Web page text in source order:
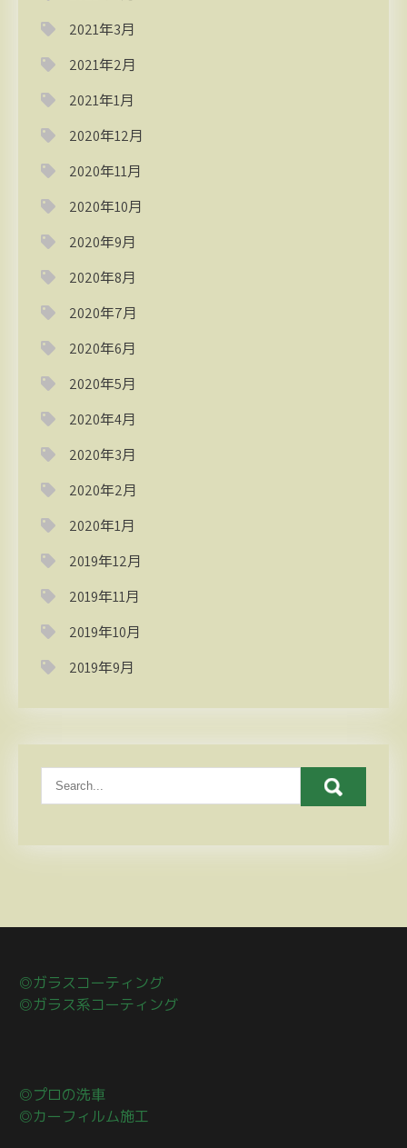
2021年3月
2021年2月
2021年1月
2020年12月
2020年11月
2020年10月
2020年9月
2020年8月
2020年7月
2020年6月
2020年5月
2020年4月
2020年3月
2020年2月
2020年1月
2019年12月
2019年11月
2019年10月
2019年9月
◎ガラスコーティング
◎ガラス系コーティング
◎プロの洗車
◎カーフィルム施工